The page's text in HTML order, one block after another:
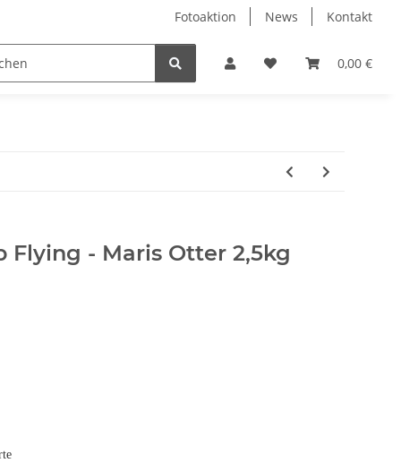
Fotoaktion News Kontakt
0,00 €
Nützliches Ersatzteile
Flying - Maris Otter 2,5kg